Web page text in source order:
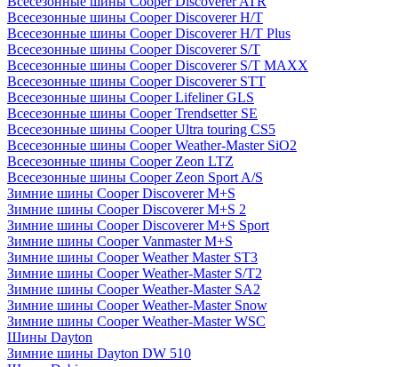
Всесезонные шины Cooper Discoverer H/T
Всесезонные шины Cooper Discoverer H/T Plus
Всесезонные шины Cooper Discoverer S/T
Всесезонные шины Cooper Discoverer S/T MAXX
Всесезонные шины Cooper Discoverer STT
Всесезонные шины Cooper Lifeliner GLS
Всесезонные шины Cooper Trendsetter SE
Всесезонные шины Cooper Ultra touring CS5
Всесезонные шины Cooper Weather-Master SiO2
Всесезонные шины Cooper Zeon LTZ
Всесезонные шины Cooper Zeon Sport A/S
Зимние шины Cooper Discoverer M+S
Зимние шины Cooper Discoverer M+S 2
Зимние шины Cooper Discoverer M+S Sport
Зимние шины Cooper Vanmaster M+S
Зимние шины Cooper Weather Master ST3
Зимние шины Cooper Weather-Master S/T2
Зимние шины Cooper Weather-Master SA2
Зимние шины Cooper Weather-Master Snow
Зимние шины Cooper Weather-Master WSC
Шины Dayton
Зимние шины Dayton DW 510